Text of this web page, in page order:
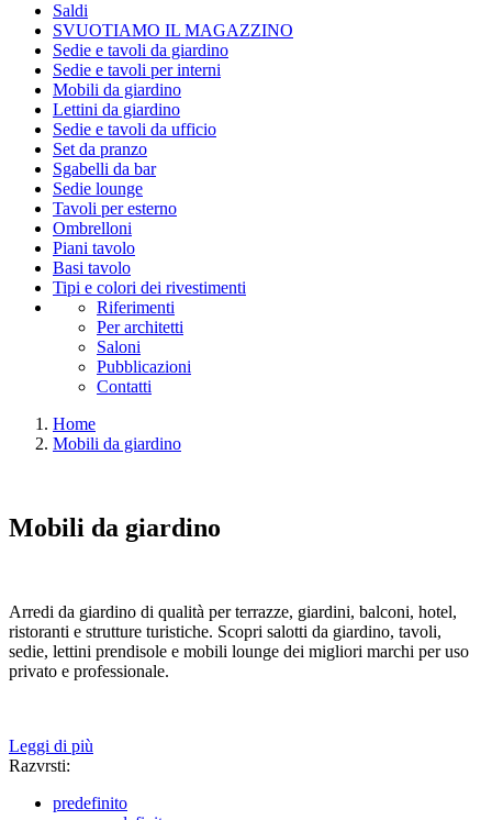
Saldi
SVUOTIAMO IL MAGAZZINO
Sedie e tavoli da giardino
Sedie e tavoli per interni
Mobili da giardino
Lettini da giardino
Sedie e tavoli da ufficio
Set da pranzo
Sgabelli da bar
Sedie lounge
Tavoli per esterno
Ombrelloni
Piani tavolo
Basi tavolo
Tipi e colori dei rivestimenti
Riferimenti
Per architetti
Saloni
Pubblicazioni
Contatti
Home
Mobili da giardino
Mobili da giardino
Arredi da giardino di qualità per terrazze, giardini, balconi, hotel,
ristoranti e strutture turistiche. Scopri salotti da giardino, tavoli,
sedie, lettini prendisole e mobili lounge dei migliori marchi per uso
privato e professionale.
Leggi di più
Razvrsti:
predefinito